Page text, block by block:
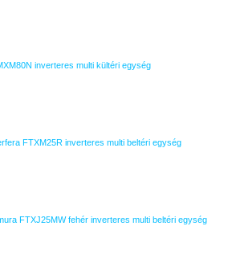
inverteres multi kültéri egység
FTXM25R inverteres multi beltéri egység
FTXJ25MW fehér inverteres multi beltéri egység